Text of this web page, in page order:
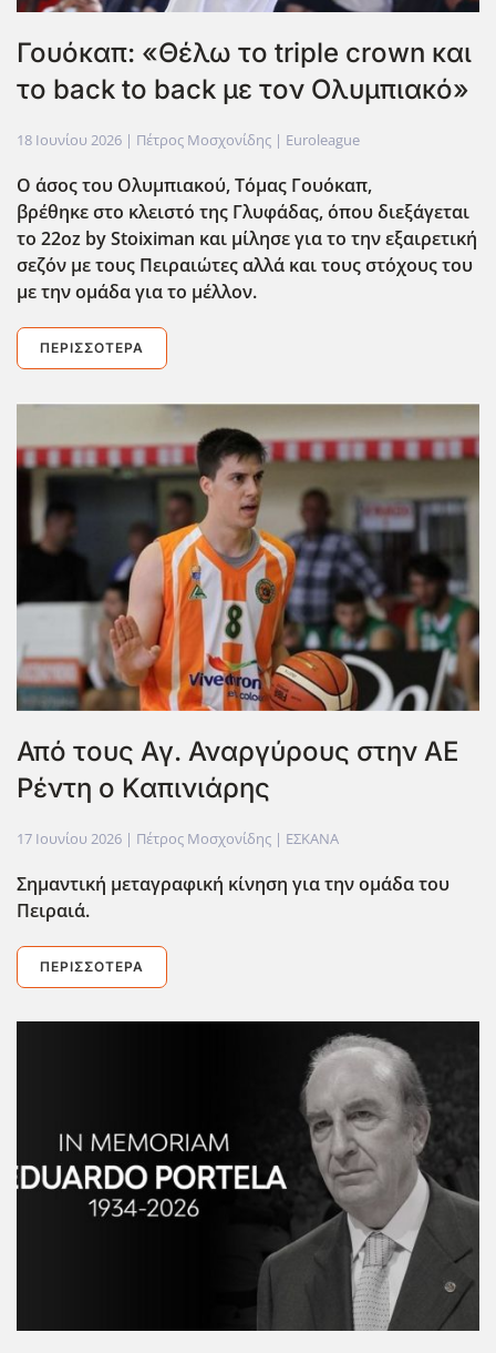
Γουόκαπ: «Θέλω το triple crown και
το back to back με τον Ολυμπιακό»
18 Ιουνίου 2026 | Πέτρος Μοσχονίδης | Euroleague
Ο άσος του Ολυμπιακού, Τόμας Γουόκαπ,
βρέθηκε στο κλειστό της Γλυφάδας, όπου διεξάγεται
το 22oz by Stoiximan και μίλησε για το την εξαιρετική
σεζόν με τους Πειραιώτες αλλά και τους στόχους του
με την ομάδα για το μέλλον.
ΠΕΡΙΣΣΌΤΕΡΑ
Από τους Αγ. Αναργύρους στην ΑΕ
Ρέντη ο Καπινιάρης
17 Ιουνίου 2026 | Πέτρος Μοσχονίδης | ΕΣΚΑΝΑ
Σημαντική μεταγραφική κίνηση για την ομάδα του
Πειραιά.
ΠΕΡΙΣΣΌΤΕΡΑ